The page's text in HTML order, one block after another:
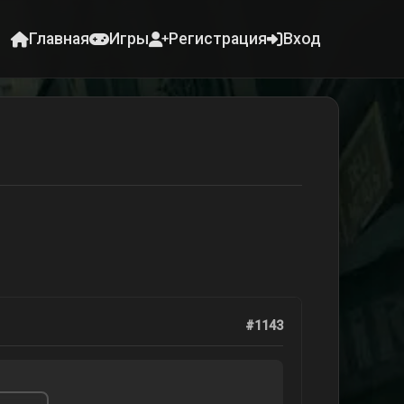
Главная Игры Регистрация Вход
#1143